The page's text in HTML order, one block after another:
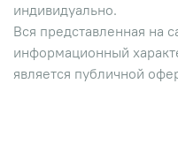
индивидуально.
Вся представленная на
информационный
является публичной